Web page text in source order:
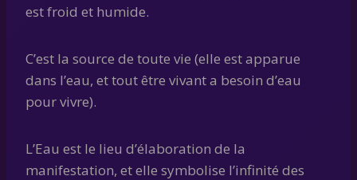
est froid et humide.
C’est la source de toute vie (elle est apparue
dans l’eau, et tout être vivant a besoin d’eau
pour vivre).
L’Eau est le lieu d’élaboration de la
manifestation, et elle symbolise l’infinité des